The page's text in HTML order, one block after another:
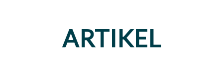
ARTIKEL